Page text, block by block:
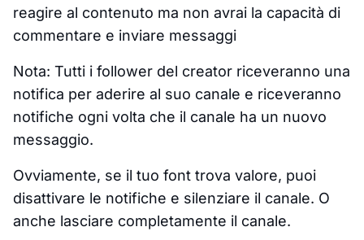
reagire al contenuto ma non avrai la capacità di
commentare e inviare messaggi
Nota: Tutti i follower del creator riceveranno una
notifica per aderire al suo canale e riceveranno
notifiche ogni volta che il canale ha un nuovo
messaggio.
Ovviamente, se il tuo font trova valore, puoi
disattivare le notifiche e silenziare il canale. O
anche lasciare completamente il canale.